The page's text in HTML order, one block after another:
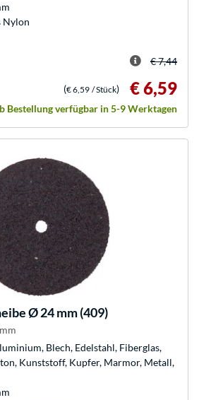
Nylon
€ 7,44
(€ 6,59 / Stück) € 6,59
Bestellung verfügbar in 5-9 Werktagen
Ø 24 mm (409)
Blech, Edelstahl, Fiberglas,
Kunststoff, Kupfer, Marmor, Metall,